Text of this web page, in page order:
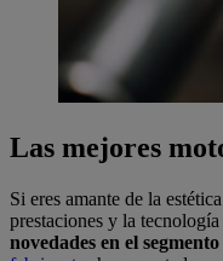
Las mejores
Si eres amante de la
prestaciones y la
novedades en el